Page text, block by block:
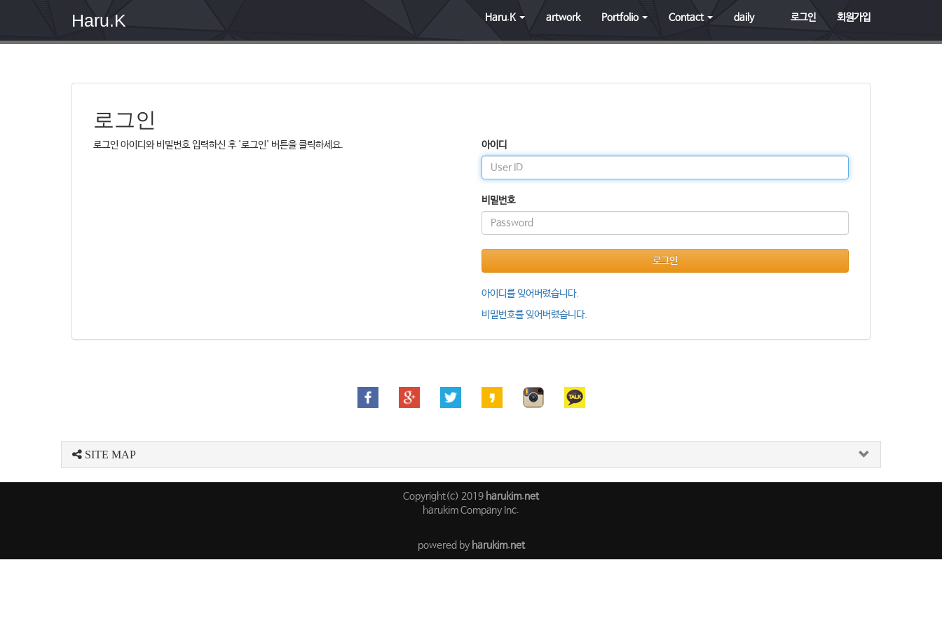
Haru.K Haru.K artwork Portfolio Contact daily 로그인 회원가입
로그인
로그인 아이디와 비밀번호 입력하신 후 '로그인' 버튼을 클릭하세요. 아이디
비밀번호
로그인
아이디를 잊어버렸습니다.
비밀번호를 잊어버렸습니다.
SITE MAP
Copyright(c) 2019 harukim.net
harukim Company Inc.
powered by harukim.net